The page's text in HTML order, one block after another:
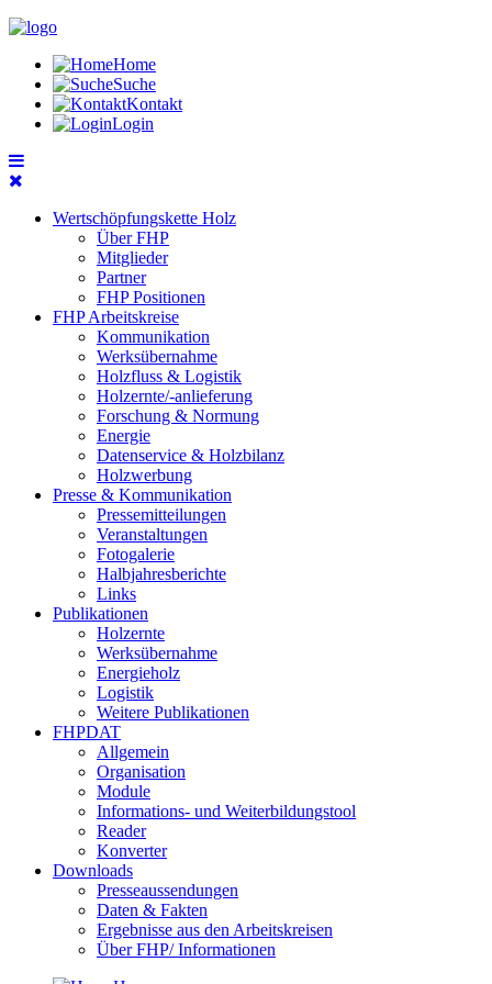
Home
Suche
Kontakt
Login
Wertschöpfungskette Holz
Über FHP
Mitglieder
Partner
FHP Positionen
FHP Arbeitskreise
Kommunikation
Werksübernahme
Holzfluss & Logistik
Holzernte/-anlieferung
Forschung & Normung
Energie
Datenservice & Holzbilanz
Holzwerbung
Presse & Kommunikation
Pressemitteilungen
Veranstaltungen
Fotogalerie
Halbjahresberichte
Links
Publikationen
Holzernte
Werksübernahme
Energieholz
Logistik
Weitere Publikationen
FHPDAT
Allgemein
Organisation
Module
Informations- und Weiterbildungstool
Reader
Konverter
Downloads
Presseaussendungen
Daten & Fakten
Ergebnisse aus den Arbeitskreisen
Über FHP/ Informationen